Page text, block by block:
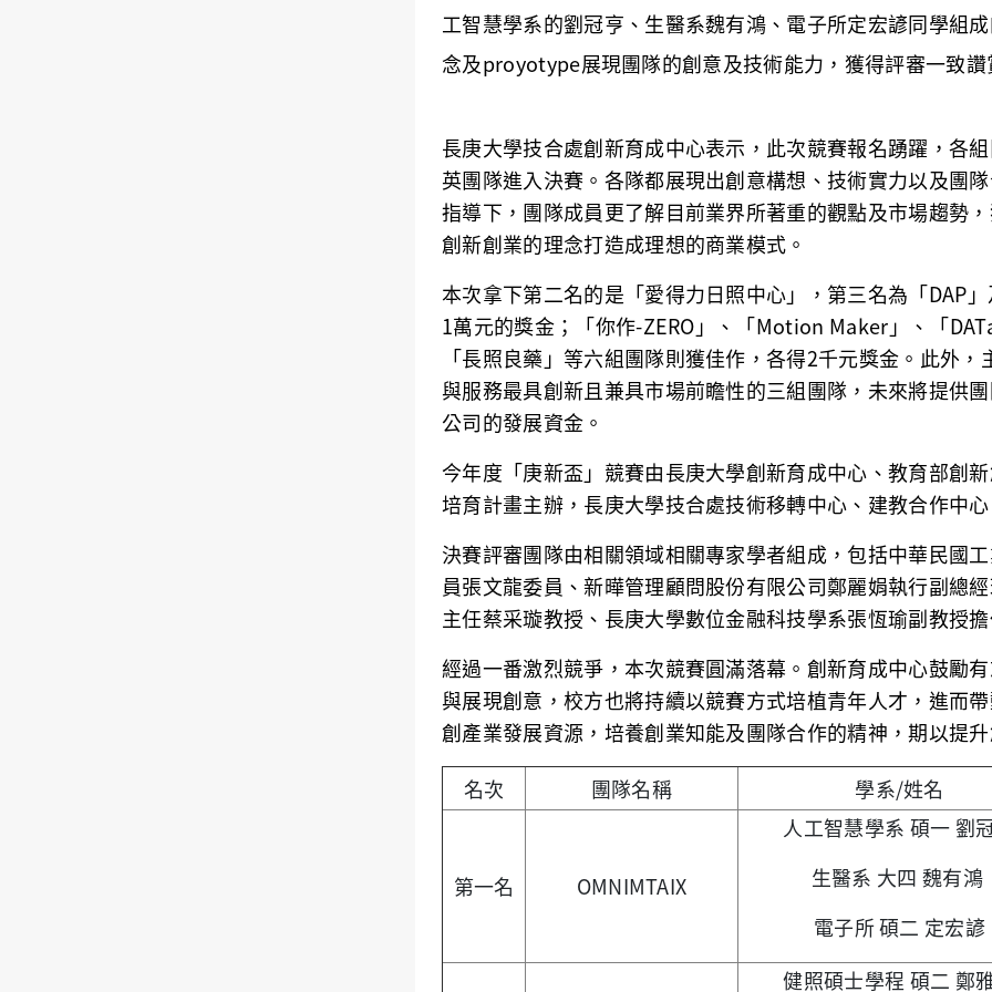
工智慧學系的劉冠亨、生醫系魏有鴻、電子所定宏諺同學組
念及proyotype展現團隊的創意及技術能力，獲得評審一致
長庚大學技合處創新育成中心表示，此次競賽報名踴躍，各
英團隊進入決賽。各隊都展現出創意構想、技術實力以及團
指導下，團隊成員更了解目前業界所著重的觀點及市場趨勢
創新創業的理念打造成理想的商業模式。
本次拿下第二名的是「愛得力日照中心」，第三名為「DAP
1萬元的獎金；「你作-ZERO」、「Motion Maker」、「
「長照良藥」等六組團隊則獲佳作，各得2千元獎金。此外
與服務最具創新且兼具市場前瞻性的三組團隊，未來將提供
公司的發展資金。
今年度「庚新盃」競賽由長庚大學創新育成中心、教育部創
培育計畫主辦，長庚大學技合處技術移轉中心、建教合作中
決賽評審團隊由相關領域相關專家學者組成，包括中華民國
員張文龍委員、新曄管理顧問股份有限公司鄭麗娟執行副總
主任蔡采璇教授、長庚大學數位金融科技學系張恆瑜副教授
經過一番激烈競爭，本次競賽圓滿落幕。創新育成中心鼓勵
與展現創意，校方也將持續以競賽方式培植青年人才，進而
創產業發展資源，培養創業知能及團隊合作的精神，期以提
名次
團隊名稱 學系/姓名
第一名 OMNIMTAIX
人工智慧學系 碩一 劉
生醫系 大四 魏有鴻
電子所 碩二 定宏諺
健照碩士學程 碩二 鄭